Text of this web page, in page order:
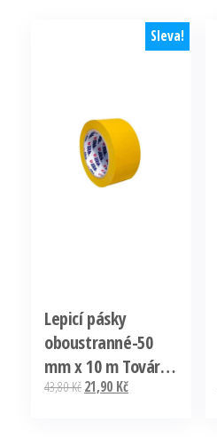
Sleva!
Lepicí pásky
oboustranné-50
mm x 10 m Tovární
Cena
43,80KčPůvodní
21,90 KčAktuální